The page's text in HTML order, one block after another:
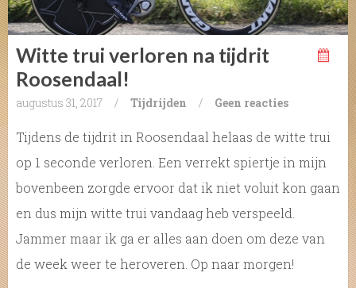
Witte trui verloren na tijdrit
Roosendaal!
augustus 31, 2017 / Tijdrijden / Geen reacties
Tijdens de tijdrit in Roosendaal helaas de witte trui
op 1 seconde verloren. Een verrekt spiertje in mijn
bovenbeen zorgde ervoor dat ik niet voluit kon gaan
en dus mijn witte trui vandaag heb verspeeld.
Jammer maar ik ga er alles aan doen om deze van
de week weer te heroveren. Op naar morgen!